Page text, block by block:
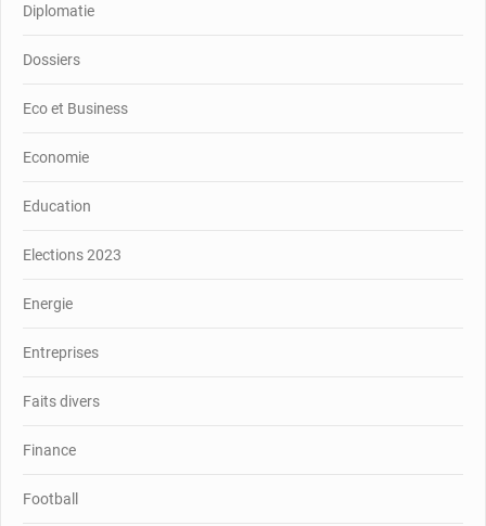
Diplomatie
Dossiers
Eco et Business
Economie
Education
Elections 2023
Energie
Entreprises
Faits divers
Finance
Football